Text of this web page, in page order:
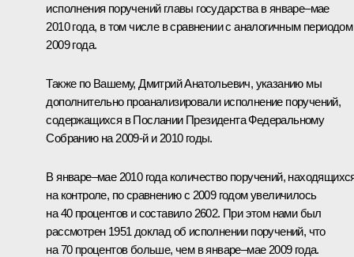
исполнения поручений главы государства в январе–мае
2010 года, в том числе в сравнении с аналогичным периодом
2009 года.
Также по Вашему, Дмитрий Анатольевич, указанию мы
дополнительно проанализировали исполнение поручений,
содержащихся в Послании Президента Федеральному
Собранию на 2009-й и 2010 годы.
В январе–мае 2010 года количество поручений,
на контроле, по сравнению с 2009 годом увеличилось
на 40 процентов и составило 2602. При этом нами был
рассмотрен 1951 доклад об исполнении поручений, что
на 70 процентов больше, чем в январе–мае 2009 года.